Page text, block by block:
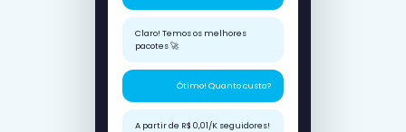
Claro! Temos os melhores
pacotes 🚀
Ótimo! Quanto custa?
A partir de R$ 0,01/K seguidores!